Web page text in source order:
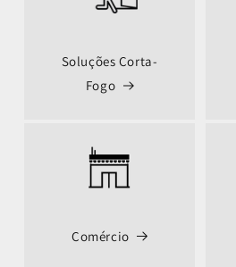
Soluções Corta-
Fogo
Comércio